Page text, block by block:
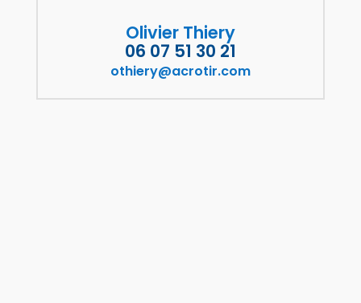
Olivier Thiery
06 07 51 30 21
othiery@acrotir.com